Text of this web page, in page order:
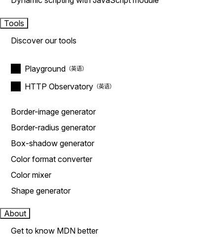
Tools
Discover our tools
Playground
HTTP Observatory
Border-image generator
Border-radius generator
Box-shadow generator
Color format converter
Color mixer
Shape generator
About
Get to know MDN better